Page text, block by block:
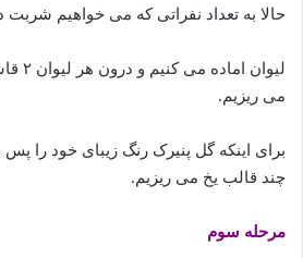
حالا به تعداد نفراتی که می خواهیم
می ریزیم.
برای اینکه گل پنیرک رنگ زیبای خود را
چند قالب یخ می ریزیم.
مرحله سوم